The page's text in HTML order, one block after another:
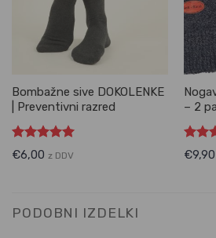
Bombažne sive DOKOLENKE
| Preventivni razred
Ocenjeno
5.00od 5
€6,00 z DDV
– 2
4.50
€9,90
PODOBNI IZDELKI